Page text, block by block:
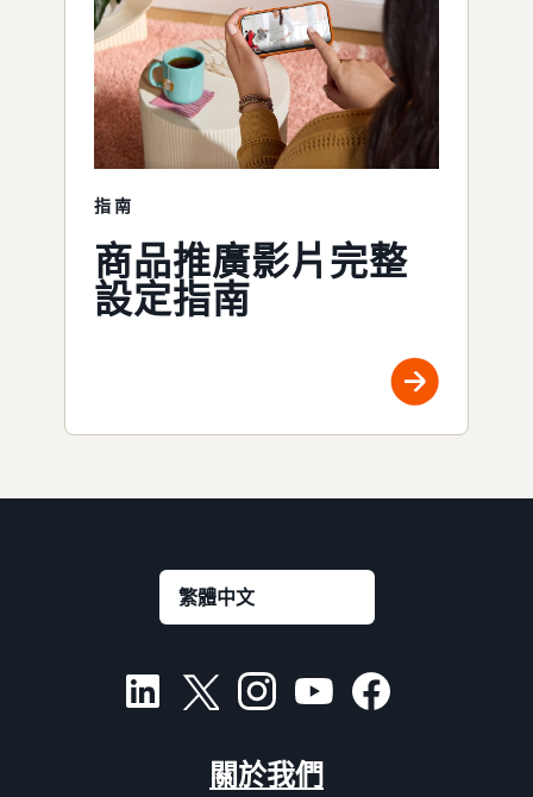
指南
商品推廣影片完整
設定指南
關於我們